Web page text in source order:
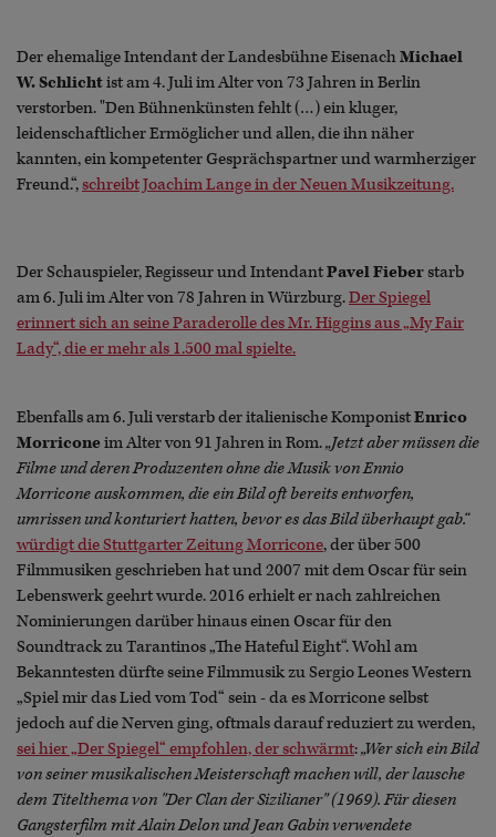
Der ehemalige Intendant der Landesbühne EisenachMichael
W. Schlichtist am 4. Juli im Alter von 73 Jahren in Berlin
verstorben. "Den Bühnenkünsten fehlt (…) ein kluger,
leidenschaftlicher Ermöglicher und allen, die ihn näher
kannten, ein kompetenter Gesprächspartner und warmherziger
Freund.“,schreibt Joachim Lange in der Neuen Musikzeitung.
Der Schauspieler, Regisseur und IntendantPavel Fieberstarb
am 6. Juli im Alter von 78 Jahren in Würzburg.Der Spiegel
erinnert sich an seine Paraderolle des Mr. Higgins aus „My Fair
Lady“, die er mehr als 1.500 mal spielte.
Ebenfalls am 6. Juli verstarb der italienische KomponistEnrico
Morriconeim Alter von 91 Jahren in Rom.„Jetzt aber müssen die
Filme und deren Produzenten ohne die Musik von Ennio
Morricone auskommen, die ein Bild oft bereits entworfen,
umrissen und konturiert hatten, bevor es das Bild überhaupt gab.“
würdigt die Stuttgarter Zeitung Morricone, der über 500
Filmmusiken geschrieben hat und 2007 mit dem Oscar für sein
Lebenswerk geehrt wurde. 2016 erhielt er nach zahlreichen
Nominierungen darüber hinaus einen Oscar für den
Soundtrack zu Tarantinos „The Hateful Eight“. Wohl am
Bekanntesten dürfte seine Filmmusik zu Sergio Leones Western
„Spiel mir das Lied vom Tod“ sein - da es Morricone selbst
jedoch auf die Nerven ging, oftmals darauf reduziert zu werden,
sei hier „Der Spiegel“ empfohlen, der schwärmt:„Wer sich ein Bild
von seiner musikalischen Meisterschaft machen will, der lausche
dem Titelthema von "Der Clan der Sizilianer" (1969). Für diesen
Gangsterfilm mit Alain Delon und Jean Gabin verwendete